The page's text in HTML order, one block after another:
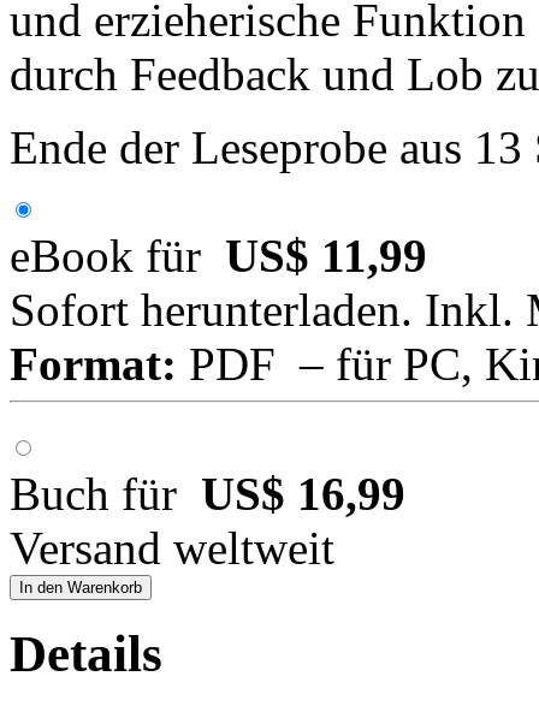
und erzieherische
durch Feedback und Lob
Ende der Leseprobe aus
eBook für US$ 11,99
Sofort herunterladen. Inkl.
Format: PDF – für PC,
Buch für US$ 16,99
Versand weltweit
In den Warenkorb
Details